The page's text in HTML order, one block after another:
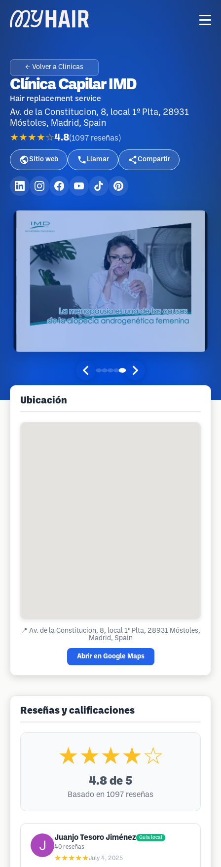
← Volver a Clínicas
Clínica Capilar IMD
Hair replacement service
Av. de la Constitucion, 8, local 1º Plta, 28931
Móstoles, Madrid, Spain
★★★★☆4.8(1097 reseñas )
Sitio web Llamar Compartir
Ubicación
📍 Av. de la Constitucion, 8, local 1º Plta, 28931 Móstoles,
Madrid, Spain
Abrir en Google Maps
Reseñas y calificaciones
★★★★☆
4.8 de 5
Basado en 1097 reseñas
Juanjo Tesoro Jiménez Guía local
40 reseñas
★★★★★July 4, 2025